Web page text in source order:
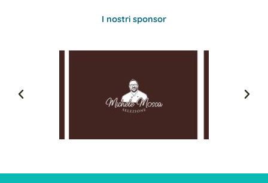
I nostri sponsor